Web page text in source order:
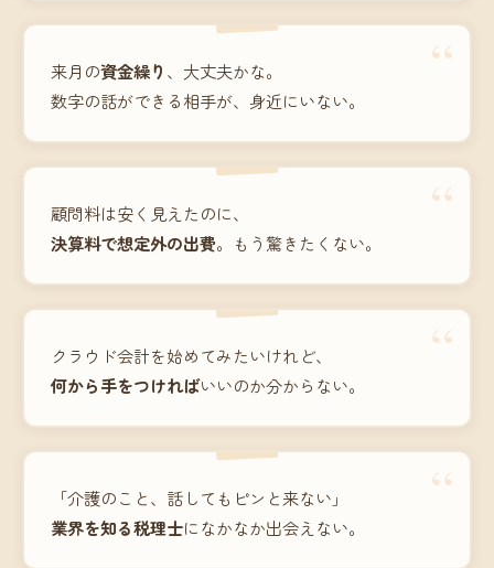
“
来月の資金繰り 、大丈夫かな。
数字の話ができる相手が、身近にいない。
“
顧問料は安く見えたのに、
決算料で想定外の出費。もう驚きたくない。
“
クラウド会計を始めてみたいけれど、
何から手をつければいいのか分からない。
“
「介護のこと、話してもピンと来ない」
業界を知る税理士になかなか出会えない。